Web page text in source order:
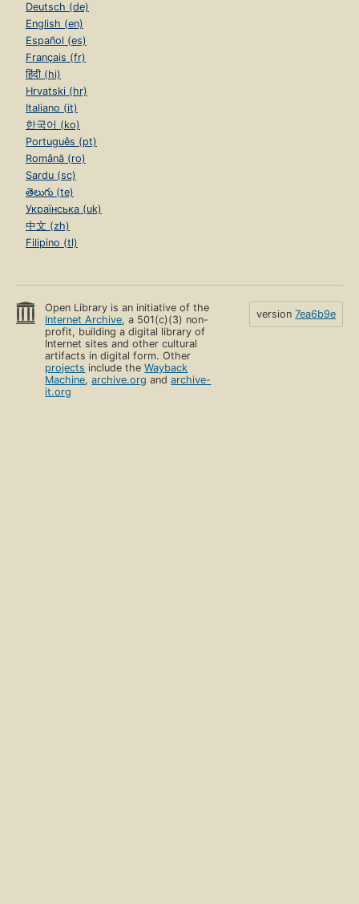
Deutsch (de)
English (en)
Español (es)
Français (fr)
हिंदी (hi)
Hrvatski (hr)
Italiano (it)
한국어 (ko)
Português (pt)
Română (ro)
Sardu (sc)
తెలుగు (te)
Українська (uk)
中文 (zh)
Filipino (tl)
Open Library is an initiative of the
Internet Archive, a 501(c)(3) non-
profit, building a digital library of
Internet sites and other cultural
artifacts in digital form. Other
projects include theWayback
Machine,archive.org andarchive-
it.org
version 7ea6b9e